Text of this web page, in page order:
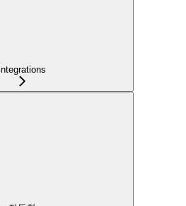
Integrations